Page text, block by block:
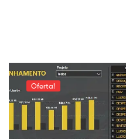
Oferta!